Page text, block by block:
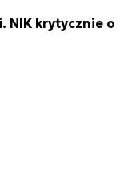
NIK krytycznie o